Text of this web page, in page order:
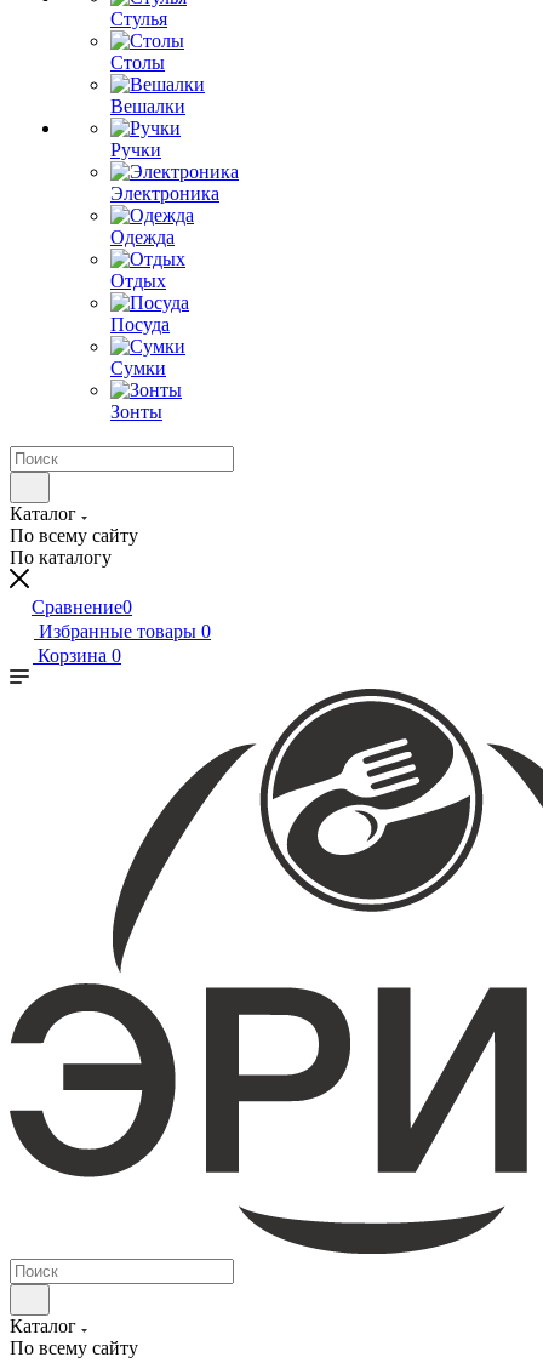
Стулья
Столы
Вешалки
Ручки
Электроника
Одежда
Отдых
Посуда
Сумки
Зонты
Каталог
По всему сайту
По каталогу
Сравнение0
Избранные товары 0
Корзина 0
Каталог
По всему сайту